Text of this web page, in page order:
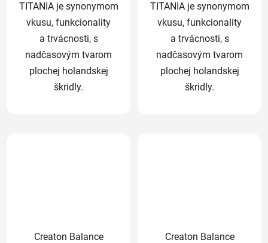
TITANIA je synonymom
vkusu, funkcionality
a trvácnosti, s
nadčasovým tvarom
plochej holandskej
škridly.
TITANIA je synonymom
vkusu, funkcionality
a trvácnosti, s
nadčasovým tvarom
plochej holandskej
škridly.
Creaton Balance
Creaton Balance